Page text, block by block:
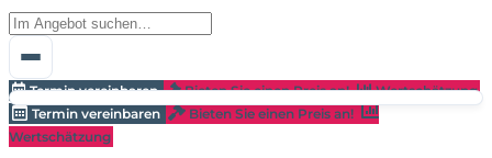
Termin vereinbaren Bieten Sie einen Preis an!
Wertschätzung
Termin vereinbaren
Bieten Sie einen Preis an!
Wertschätzung